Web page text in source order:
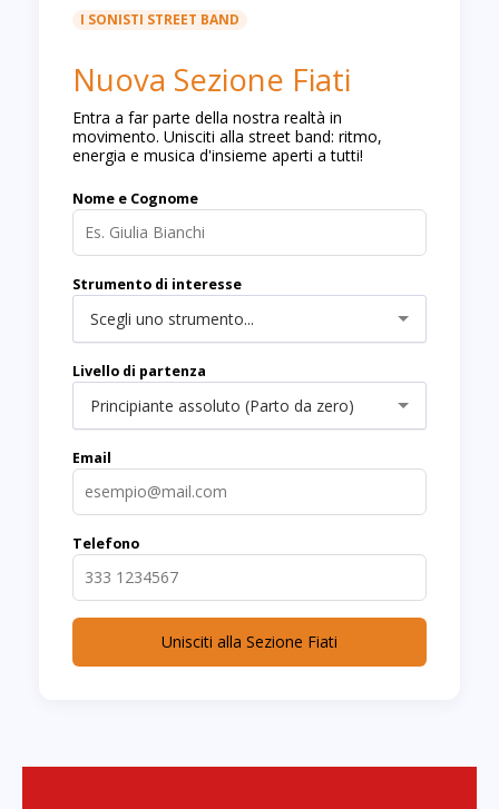
I SONISTI STREET BAND
Nuova Sezione Fiati
Entra a far parte della nostra realtà in
movimento. Unisciti alla street band: ritmo,
energia e musica d'insieme aperti a tutti!
Nome e Cognome
Strumento di interesse
Scegli uno strumento...
Livello di partenza
Principiante assoluto (Parto da zero)
Email
Telefono
Unisciti alla Sezione Fiati